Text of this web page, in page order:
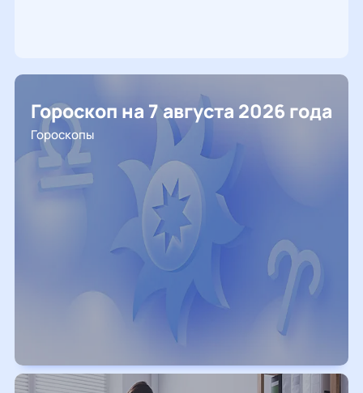
Гороскоп на 7 августа 2026 года
Гороскопы